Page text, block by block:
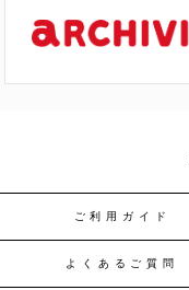
ご利用ガイド
よくあるご質問